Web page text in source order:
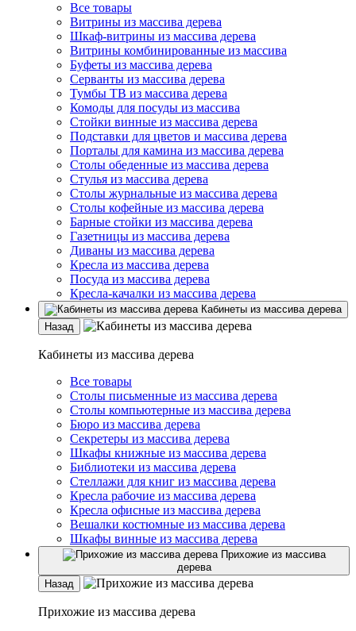
Все товары
Витрины из массива дерева
Шкаф-витрины из массива дерева
Витрины комбинированные из массива
Буфеты из массива дерева
Серванты из массива дерева
Тумбы ТВ из массива дерева
Комоды для посуды из массива
Стойки винные из массива дерева
Подставки для цветов и массива дерева
Порталы для камина из массива дерева
Столы обеденные из массива дерева
Стулья из массива дерева
Столы журнальные из массива дерева
Столы кофейные из массива дерева
Барные стойки из массива дерева
Газетницы из массива дерева
Диваны из массива дерева
Кресла из массива дерева
Посуда из массива дерева
Кресла-качалки из массива дерева
Кабинеты из массива дерева
Назад
Кабинеты из массива дерева
Все товары
Столы письменные из массива дерева
Столы компьютерные из массива дерева
Бюро из массива дерева
Секретеры из массива дерева
Шкафы книжные из массива дерева
Библиотеки из массива дерева
Стеллажи для книг из массива дерева
Кресла рабочие из массива дерева
Кресла офисные из массива дерева
Вешалки костюмные из массива дерева
Шкафы винные из массива дерева
Прихожие из массива
дерева
Назад
Прихожие из массива дерева